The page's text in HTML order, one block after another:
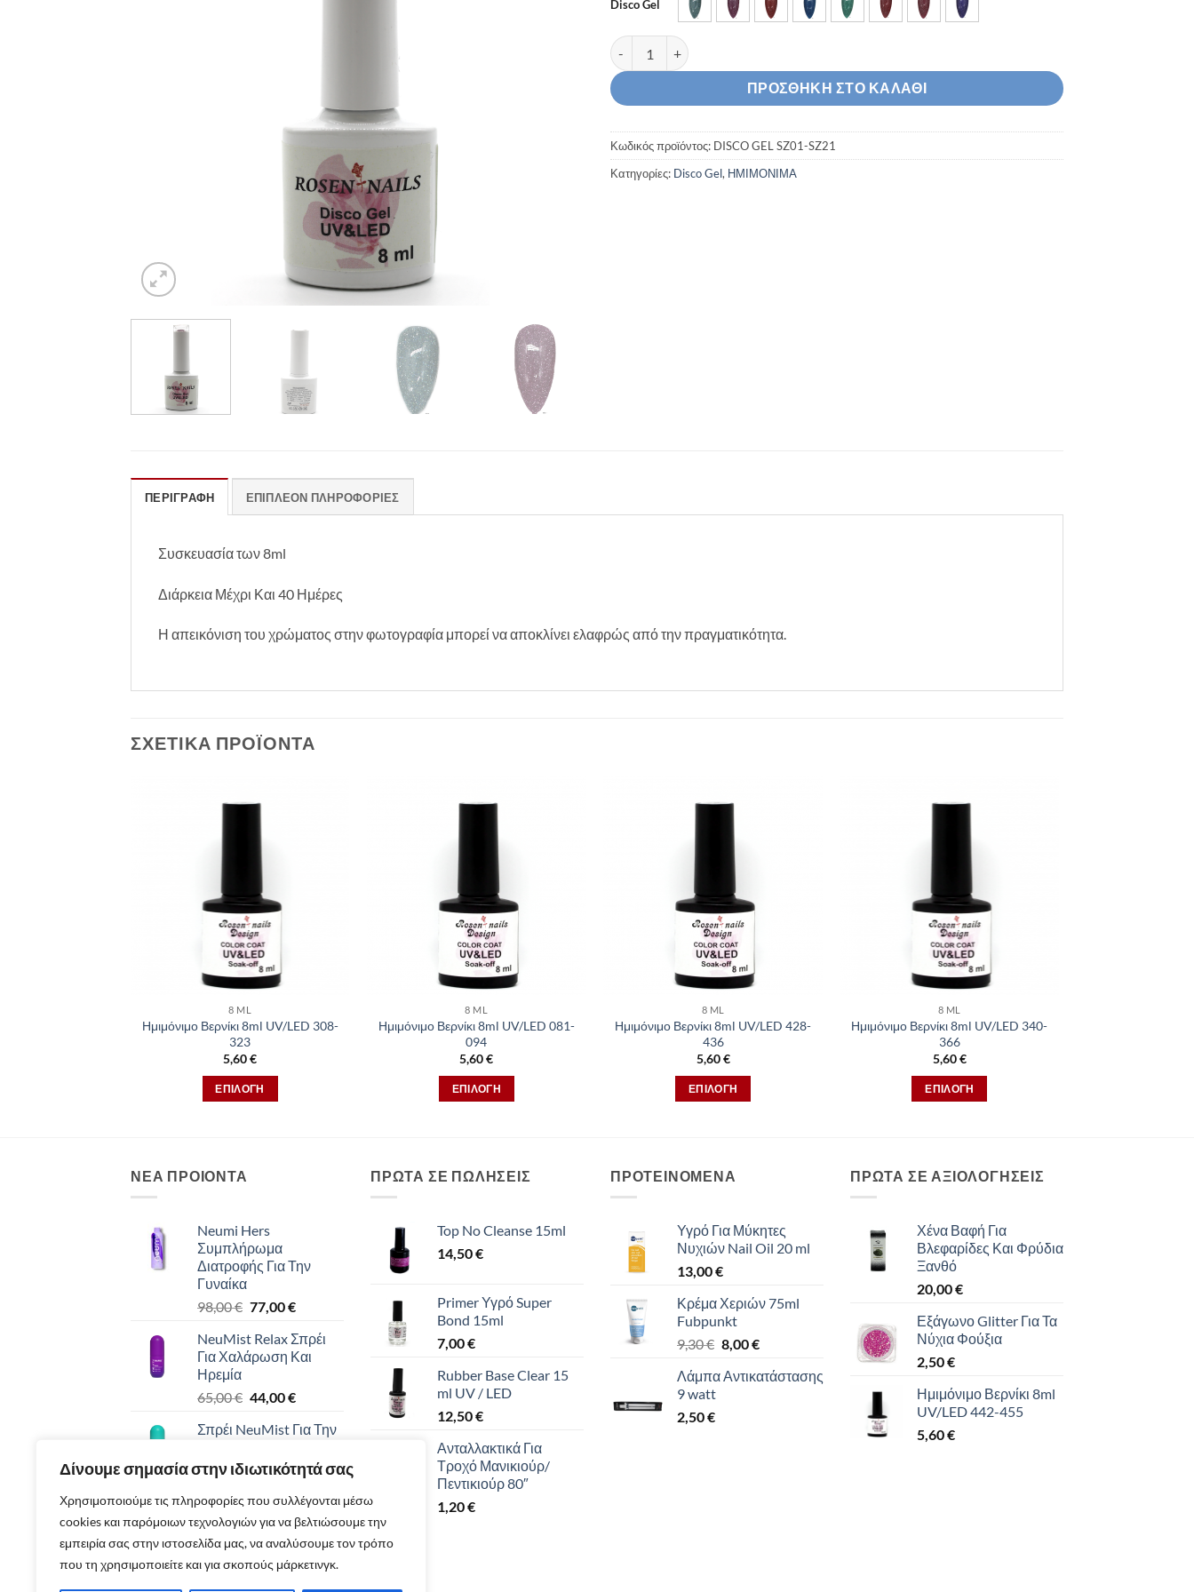
Δίνουμε σημασία στην ιδιωτικότητά σας
Χρησιμοποιούμε τις πληροφορίες που συλλέγονται μέσω
cookies και παρόμοιων τεχνολογιών για να βελτιώσουμε την
εμπειρία σας στην ιστοσελίδα μας, να αναλύσουμε τον τρόπο
που τη χρησιμοποιείτε και για σκοπούς μάρκετινγκ.
Disco Gel
Disco Gel Ημιμόνιμο Βερνίκι 8ml Sz01-Sz21 ποσότητα
ΠΡΟΣΘΉΚΗ ΣΤΟ ΚΑΛΆΘΙ
Κωδικός προϊόντος: DISCO GEL SZ01-SZ21
Κατηγορίες: Disco Gel, ΗΜΙΜΟΝΙΜA
ΠΕΡΙΓΡΑΦΉ ΕΠΙΠΛΈΟΝ ΠΛΗΡΟΦΟΡΊΕΣ
Συσκευασία των 8ml
Διάρκεια Μέχρι Και 40 Ημέρες
Η απεικόνιση του χρώματος στην φωτογραφία μπορεί να αποκλίνει ελαφρώς από την πραγματικότητα.
ΣΧΕΤΙΚΆ ΠΡΟΪΌΝΤΑ
8 ML
Ημιμόνιμο Βερνίκι 8ml UV/LED 308-
323
5,60€
ΕΠΙΛΟΓΉ
έχει
Οι
επιλογές
μπορούν
επιλεγούν
στη
σελίδα
του
προϊόντος
8 ML
Ημιμόνιμο Βερνίκι 8ml UV/LED 081-
094
5,60€
ΕΠΙΛΟΓΉ
έχει
Οι
επιλογές
να
επιλεγούν
του
προϊόντος
8 ML
Ημιμόνιμο Βερνίκι 8ml UV/LED 428-
436
5,60€
ΕΠΙΛΟΓΉ
έχει
Οι
επιλογές
μπορούν
να
επιλεγούν
σελίδα
του
προϊόντος
8 ML
Ημιμόνιμο Βερνίκι 8ml UV/LED 340-
366
5,60€
ΕΠΙΛΟΓΉ
έχει
Οι
επιλογές
μπορούν
να
επιλεγούν
στη
σελίδα
προϊόντος
ΝΕΑ ΠΡΟΙΟΝΤΑ
Neumi Hers
Συμπλήρωμα
Διατροφής Για Την
Γυναίκα
98,00€ Original
was:
98,00 €.
77,00€Η
τιμή
είναι:
NeuMist Relax Σπρέι
Για Χαλάρωση Και
Ηρεμία
65,00€ Original
was:
44,00€Η
τιμή
44,00 €.
Σπρέι NeuMist Για Την
Ανοσοποιητικού
Συστήματος
65,00€ Original
price
was:
65,00 €.
44,00€Η
τρέχουσα
τιμή
είναι:
NeuMist Energy Spray
Ενέργεια Σε Σπρέι
ΠΡΩΤΑ ΣΕ ΠΩΛΗΣΕΙΣ
Top No Cleanse 15ml
14,50€
Primer Υγρό Super
Bond 15ml
7,00€
Rubber Base Clear 15
ml UV / LED
12,50€
Ανταλλακτικά Για
Τροχό Μανικιούρ/
Πεντικιούρ 80″
1,20€
ΠΡΟΤΕΙΝΟΜΕΝΑ
Υγρό Για Μύκητες
Νυχιών Nail Oil 20 ml
13,00€
Κρέμα Χεριών 75ml
Fubpunkt
9,30€ Original
was:
8,00€Η
τιμή
Λάμπα Αντικατάστασης
9 watt
2,50€
ΠΡΩΤΑ ΣΕ ΑΞΙΟΛΟΓΗΣΕΙΣ
Χένα Βαφή Για
Βλεφαρίδες Και Φρύδια
Ξανθό
20,00€
Εξάγωνο Glitter Για Τα
Νύχια Φούξια
2,50€
Ημιμόνιμο Βερνίκι 8ml
UV/LED 442-455
5,60€